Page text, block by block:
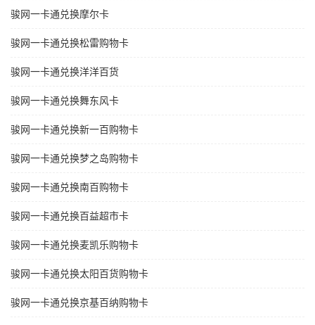
骏网一卡通兑换摩尔卡
骏网一卡通兑换松雷购物卡
骏网一卡通兑换洋洋百货
骏网一卡通兑换舞东风卡
骏网一卡通兑换新一百购物卡
骏网一卡通兑换梦之岛购物卡
骏网一卡通兑换南百购物卡
骏网一卡通兑换百益超市卡
骏网一卡通兑换麦凯乐购物卡
骏网一卡通兑换太阳百货购物卡
骏网一卡通兑换京基百纳购物卡